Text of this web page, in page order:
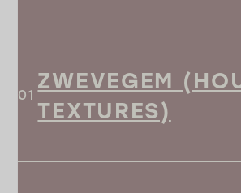
ZWEVEGEM
TEXTURES)